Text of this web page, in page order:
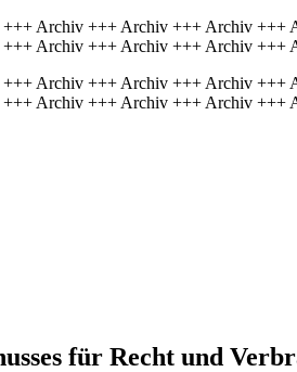
Archiv +++ Archiv +++ Archiv
Archiv +++ Archiv +++ Archiv +++
Archiv +++ Archiv +++ Archiv
Archiv +++ Archiv +++ Archiv +++
für Recht und